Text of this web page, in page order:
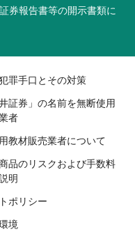
券報告書等の開示書類に
罪手口とその対策
井証券」の名前を無断使用
者
教材販売業者について
品のリスクおよび手数料
明
ポリシー
境